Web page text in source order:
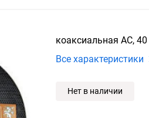
коаксиальная АС,
Все характеристики
Нет в наличии